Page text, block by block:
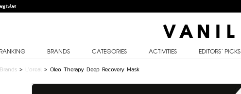
BRANDS CATEGORIES ACTIVITIES EDITORS’ PICKS
Brands > L'oreal > Oleo Therapy Deep Recovery Mask